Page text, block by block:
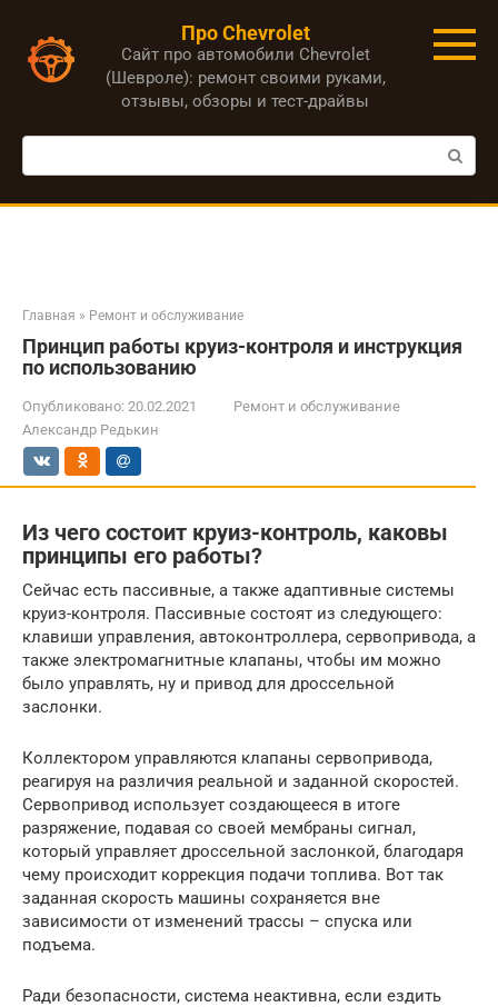
контенту
Про Chevrolet
Сайт про автомобили Chevrolet
(Шевроле): ремонт своими руками,
отзывы, обзоры и тест-драйвы
Поиск:
Главная » Ремонт и обслуживание
Принцип работы круиз-контроля и инструкция
по использованию
Опубликовано: 20.02.2021
Ремонт и обслуживание
Александр Редькин
Из чего состоит круиз-контроль, каковы
принципы его работы?
Сейчас есть пассивные, а также адаптивные системы
круиз-контроля. Пассивные состоят из следующего:
клавиши управления, автоконтроллера, сервопривода, а
также электромагнитные клапаны, чтобы им можно
было управлять, ну и привод для дроссельной
заслонки.
Коллектором управляются клапаны сервопривода,
реагируя на различия реальной и заданной скоростей.
Сервопривод использует создающееся в итоге
разряжение, подавая со своей мембраны сигнал,
который управляет дроссельной заслонкой, благодаря
чему происходит коррекция подачи топлива. Вот так
заданная скорость машины сохраняется вне
зависимости от изменений трассы – спуска или
подъема.
Ради безопасности, система неактивна, если ездить